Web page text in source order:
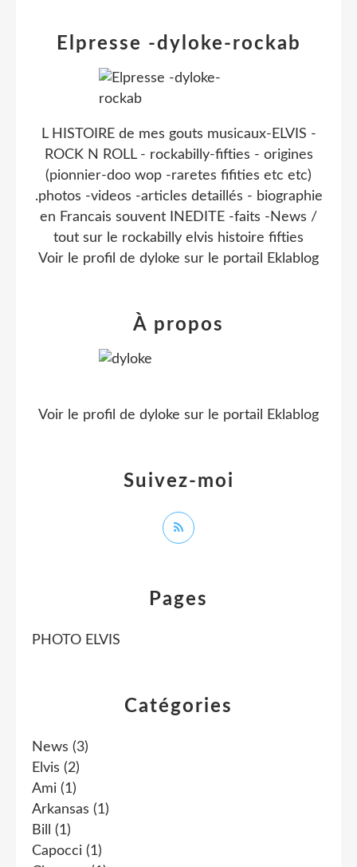
Catégories
News (3)
Elvis (2)
Ami (1)
Arkansas (1)
Bill
(1)
Capocci (1)
Pages
PHOTO ELVIS
Elpresse -dyloke-rockab
L HISTOIRE de mes gouts musicaux-ELVIS -
ROCK N ROLL - rockabilly-fifties - origines
(pionnier-doo wop -raretes fifities etc etc)
.photos -videos -articles detaillés - biographie
en Francais souvent INEDITE -faits -News /
tout sur le rockabilly elvis histoire fifties
Voir le profil de dyloke sur le portail Eklablog
Suivez-moi
À propos
Voir le profil de dyloke sur le portail Eklablog